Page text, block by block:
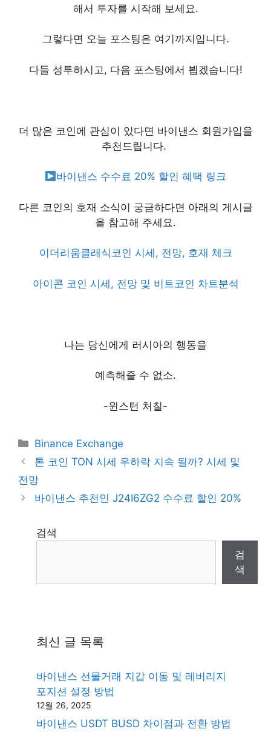
해서 투자를 시작해 보세요.
그렇다면 오늘 포스팅은 여기까지입니다.
다들 성투하시고, 다음 포스팅에서 뵙겠습니다!
더 많은 코인에 관심이 있다면 바이낸스 회원가입을
추천드립니다. ​
바이낸스 수수료 20% 할인 혜택 링크
다른 코인의 호재 소식이 궁금하다면 아래의 게시글
을 참고해 주세요.
이더리움클래식코인 시세, 전망, 호재 체크
아이콘 코인 시세, 전망 및 비트코인 차트분석
나는 당신에게 러시아의 행동을
예측해줄 수 없소.
-윈스턴 처칠-
Categories
Binance Exchange
톤 코인 TON 시세 우하락 지속 될까? 시세 및
전망
바이낸스 추천인 J24I6ZG2 수수료 할인 20%
검색
검
색
최신 글 목록
바이낸스 선물거래 지갑 이동 및 레버리지
포지션 설정 방법
12월 26, 2025
바이낸스 USDT BUSD 차이점과 전환 방법